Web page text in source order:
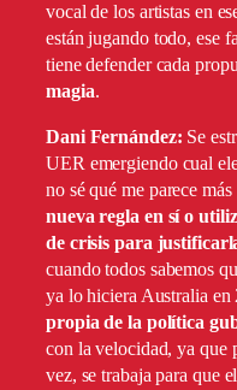
vocal de los artistas en
están jugando todo, ese
tiene defender cada
magia.
Dani Fernández: Se
UER emergiendo cual
no sé qué me parece
nueva regla en sí o
de crisis para
cuando todos sabemos
ya lo hiciera Australia en
propia de la política
con la velocidad, ya que
vez, se trabaja para que